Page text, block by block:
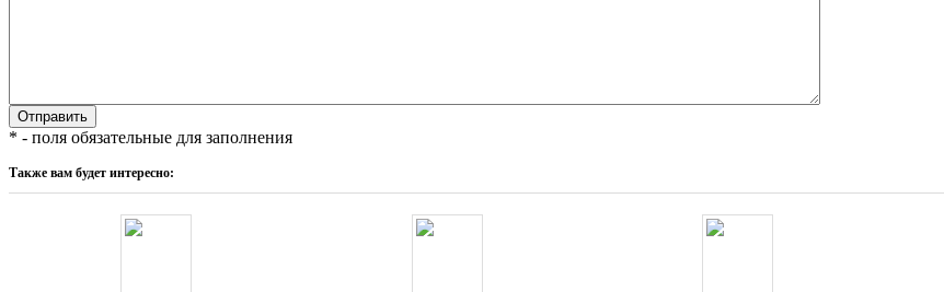
* - поля обязательные для заполнения
Также вам будет интересно: